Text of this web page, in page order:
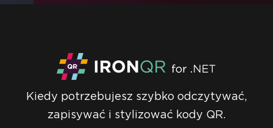
Kiedy potrzebujesz szybko odczytywać,
zapisywać i stylizować kody QR.